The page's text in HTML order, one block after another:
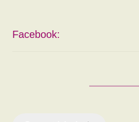
Facebook: